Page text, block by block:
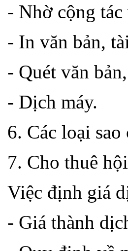
- Nhờ cộng
- In văn bản,
- Quét văn
- Dịch máy.
6. Các loại
7. Cho thuê
Việc định giá
- Giá thành